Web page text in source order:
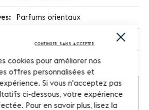
Close
Bar
cookies pour améliorer nos
offres personnalisées et
Si vous n'acceptez pas
ci-dessous, votre expérience
Pour en savoir plus, lisez la
CONTINUER SANS ACCEPTER
Parfums orientaux